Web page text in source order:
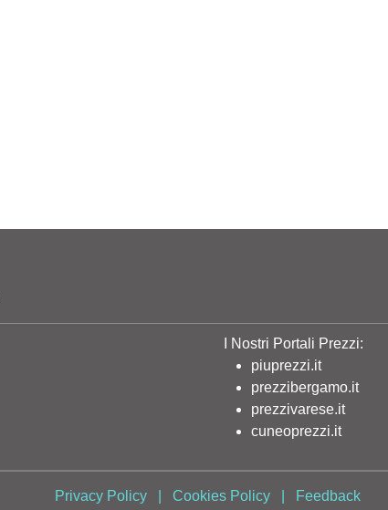
I Nostri Portali Prezzi:
piuprezzi.it
prezzibergamo.it
prezzivarese.it
cuneoprezzi.it
Privacy Policy| Cookies Policy| Feedback